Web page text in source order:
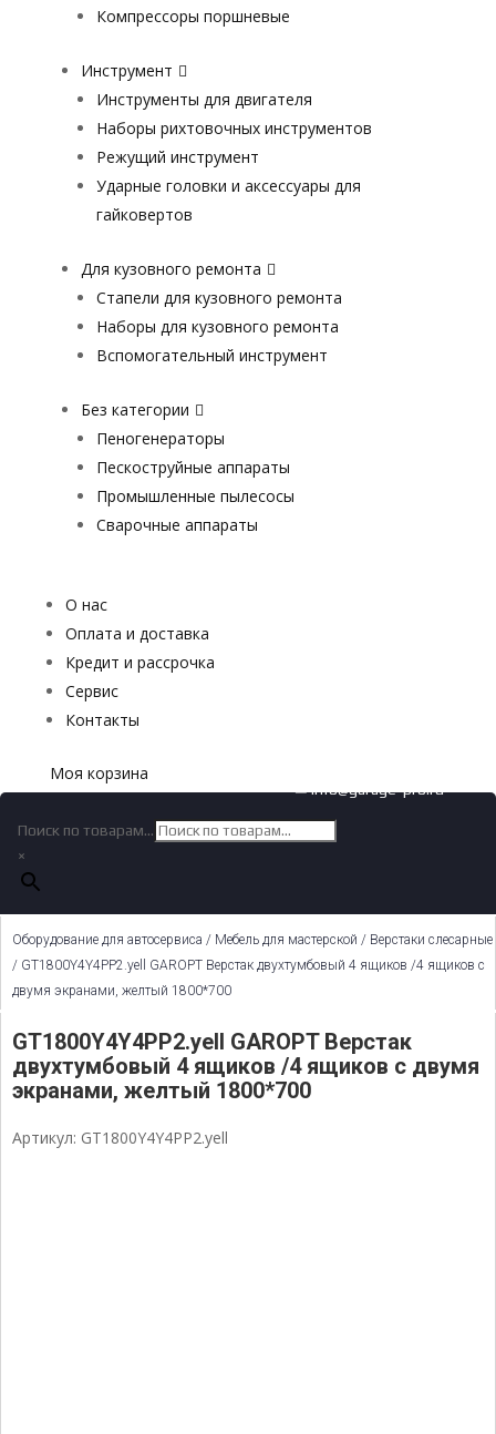
Компрессоры поршневые
Инструмент
Инструменты для двигателя
Наборы рихтовочных инструментов
Режущий инструмент
Ударные головки и аксессуары для
гайковертов
Для кузовного ремонта
Стапели для кузовного ремонта
Наборы для кузовного ремонта
Вспомогательный инструмент
Без категории
Пеногенераторы
Пескоструйные аппараты
Промышленные пылесосы
Сварочные аппараты
О нас
Оплата и доставка
Кредит и рассрочка
Сервис
Контакты
Моя корзина
✉ info@garage-pro.ru
Поиск по товарам...
×
Оборудование для автосервиса / Мебель для мастерской / Верстаки слесарные
/ GT1800Y4Y4PP2.yell GAROPT Верстак двухтумбовый 4 ящиков /4 ящиков с
двумя экранами, желтый 1800*700
GT1800Y4Y4PP2.yell GAROPT Верстак
двухтумбовый 4 ящиков /4 ящиков с двумя
экранами, желтый 1800*700
Артикул: GT1800Y4Y4PP2.yell